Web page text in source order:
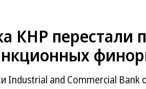
КНР перестали
Industrial and Commercial Bank